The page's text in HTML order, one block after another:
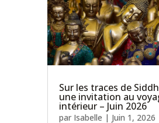
Sur les traces de
une invitation au
intérieur – Juin 2026
par Isabelle | Juin 1, 2026